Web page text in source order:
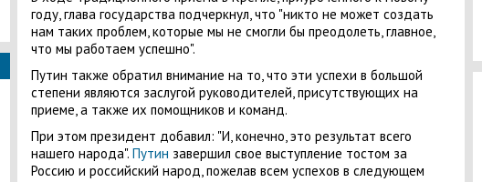
году, глава государства подчеркнул, что "никто не может создать
нам таких проблем, которые мы не смогли бы преодолеть, главное,
что мы работаем успешно".
Путин также обратил внимание на то, что эти успехи в большой
степени являются заслугой руководителей, присутствующих на
приеме, а также их помощников и команд.
При этом президент добавил: "И, конечно, это результат всего
нашего народа". Путин завершил свое выступление тостом за
Россию и российский народ, пожелав всем успехов в следующем